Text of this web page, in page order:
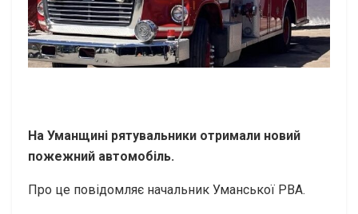
На Уманщині рятувальники отримали новий
пожежний автомобіль.
Про це повідомляє начальник Уманської РВА.